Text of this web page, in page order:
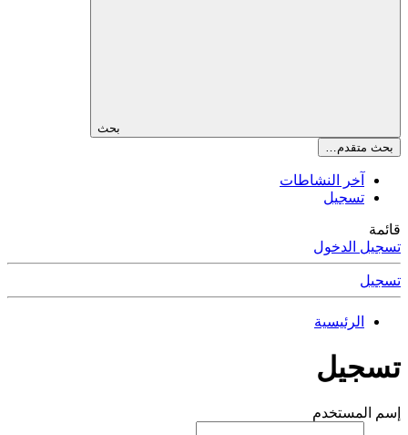
بحث
بحث متقدم…
آخر النشاطات
تسجيل
قائمة
تسجيل الدخول
تسجيل
الرئيسية
تسجيل
إسم المستخدم